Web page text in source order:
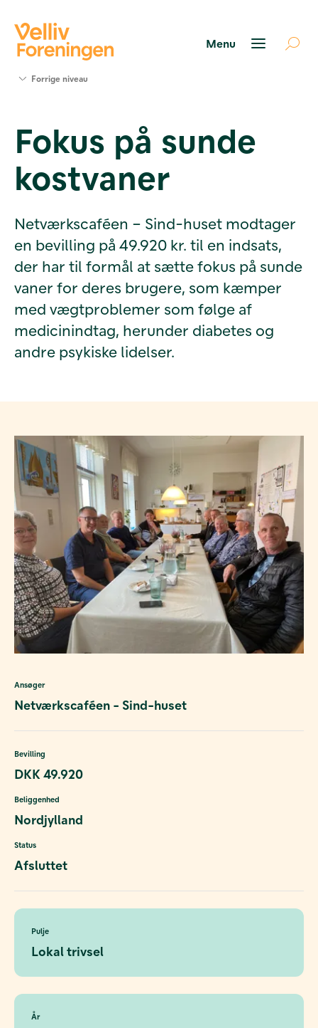
Værktøjer
og viden
Om Velliv
Foreningen
Forrige niveau
Fokus på sunde
kostvaner
Netværkscaféen – Sind-huset modtager
en bevilling på 49.920 kr. til en indsats,
der har til formål at sætte fokus på sunde
vaner for deres brugere, som kæmper
med vægtproblemer som følge af
medicinindtag, herunder diabetes og
andre psykiske lidelser.
Ansøger
Netværkscaféen - Sind-huset
Bevilling
DKK 49.920
Beliggenhed
Nordjylland
Status
Afsluttet
Pulje
Lokal trivsel
År